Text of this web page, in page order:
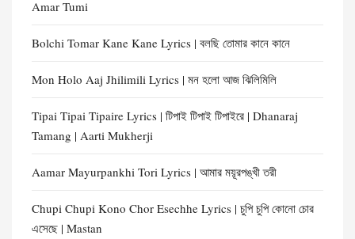
Amar Tumi
Bolchi Tomar Kane Kane Lyrics | বলছি তোমার কানে কানে
Mon Holo Aaj Jhilimili Lyrics | মন হলো আজ ঝিলিমিলি
Tipai Tipai Tipaire Lyrics | টিপাই টিপাই টিপাইরে | Dhanaraj
Tamang | Aarti Mukherji
Aamar Mayurpankhi Tori Lyrics | আমার ময়ূরপঙ্খী তরী
Chupi Chupi Kono Chor Esechhe Lyrics | চুপি চুপি কোনো চোর
এসেছে | Mastan